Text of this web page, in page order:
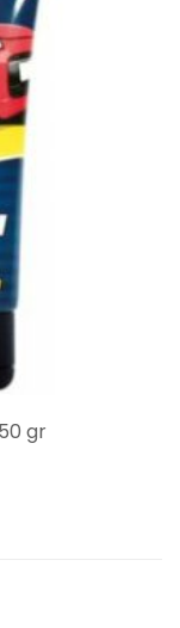
gr